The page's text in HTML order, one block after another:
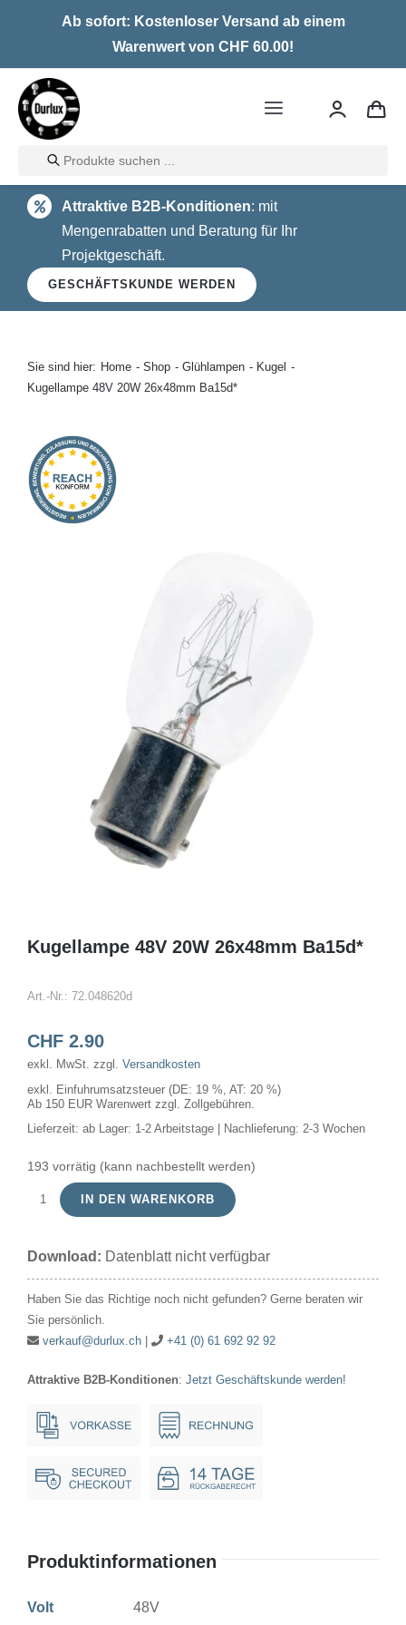
Ab sofort: Kostenloser Versand ab einem
Warenwert von CHF 60.00!
Toggle
Home
LED
Halogen
Glühlampen
Kontakt
Products
search
Attraktive B2B-Konditionen: mit
Mengenrabatten und Beratung für Ihr
Projektgeschäft.
GESCHÄFTSKUNDE WERDEN
Sie sind hier: Home Shop Glühlampen
Kugel
Kugellampe 48V 20W 26x48mm Ba15d*
Kugellampe 48V 20W 26x48mm Ba15d*
Art.-Nr.: 72.048620d
CHF2.90
exkl. MwSt. zzgl. Versandkosten
exkl. Einfuhrumsatzsteuer (DE: 19 %, AT: 20 %)
Ab 150 EUR Warenwert zzgl. Zollgebühren.
Lieferzeit: ab Lager: 1-2 Arbeitstage | Nachlieferung: 2-3 Wochen
193 vorrätig (kann nachbestellt werden)
Kugellampe
20W
Ba15d*
Menge
IN DEN WARENKORB
Download: Datenblatt nicht verfügbar
Haben Sie das Richtige noch nicht gefunden? Gerne beraten wir
Sie persönlich.
verkauf@durlux.ch| +41 (0) 61 692 92 92
Attraktive B2B-Konditionen: Jetzt Geschäftskunde werden!
Produktinformationen
Volt 48V